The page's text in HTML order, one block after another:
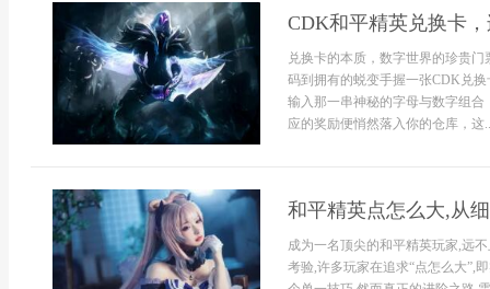
CDK和平精英兑换卡
兑换卡的本质，数字世界的珍贵
码到拥有的蜕变手握一张CDK兑
输入那一串神秘的字母与数字组
应的奖励便悄然落入你的仓库，这
和平精英点怎么大,从
成为一名顶尖的和平精英玩家,远
考验,许多玩家在追求“点怎么大”,